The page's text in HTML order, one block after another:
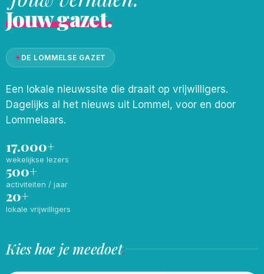
Jouw gazet.
✦DE LOMMELSE GAZET
Een lokale nieuwssite die draait op vrijwilligers.
Dagelijks al het nieuws uit Lommel, voor en door
Lommelaars.
17.000+
wekelijkse lezers
500+
activiteiten / jaar
20+
lokale vrijwilligers
Kies hoe je meedoet.